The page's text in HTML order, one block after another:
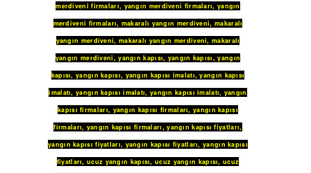
merdiveni firmaları, yangın merdiveni firmaları, yangın
merdiveni firmaları, makaralı yangın merdiveni,makaralı
yangın merdiveni, makaralı yangın merdiveni,makaralı
yangın merdiveni,yangın kapısı, yangın kapısı,yangın
kapısı,yangın kapısı, yangın kapısı imalatı,yangın kapısı
imalatı,yangın kapısı imalatı, yangın kapısı imalatı, yangın
kapısı firmaları, yangın kapısı firmaları,yangın kapısı
firmaları, yangın kapısı firmaları,yangın kapısı fiyatları,
yangın kapısı fiyatları, yangın kapısı fiyatları,yangın kapısı
fiyatları,ucuz yangın kapısı,ucuz yangın kapısı,ucuz